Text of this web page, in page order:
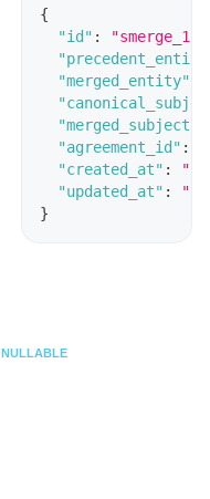
NULLABLE
{
"id" :
"merged_entity"
"merged_subject"
"agreement_id" :
"created_at" :
"updated_at" :
}